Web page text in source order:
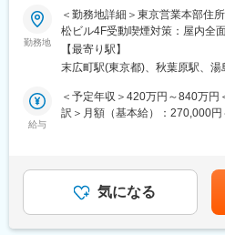
■事業について：
「日本のフィットネスカルチャ
に暗闇バイクエクササイズ専門
ートした当社。SUMIグループか
スタジオを展開しています。
『FEELANYWHERE』をスター
映像制作のポジションでは新機
お任せします。
大手遊技機メーカーのPVやテレ
ンコ、パチスロが好きな方はや
ことができますよ。ぜひ面接で
ます！
・企業VPなどの作成
・撮影の立ち合い/進行・ディレ
勤務地
＜勤務地詳細＞東京営業本部住
松ビル4F受動喫煙対策：屋内全
事業所
【最寄り駅】
末広町駅(東京都)、秋葉原駅、湯
給与
＜予定年収＞420万円～840万
訳＞月額（基本給）：270,000
手当＞有＜給与補足＞※経験・
します。■昇給：年1回■賞与：
に応じて）※2024年度の夏季賞
手当は月、20時間分、30000円
気になる